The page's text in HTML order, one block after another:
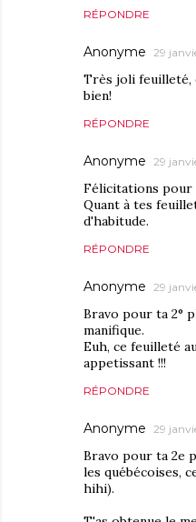
RÉPONDRE
Anonyme 29
Très joli feuilleté,
bien!
RÉPONDRE
Anonyme 29
Félicitations pour
Quant à tes
d'habitude.
RÉPONDRE
Anonyme 29
Bravo pour ta 2°
manifique.
Euh, ce feuilleté
appetissant !!!
RÉPONDRE
Anonyme 29
Bravo pour ta 2e
les québécoises,
hihi).